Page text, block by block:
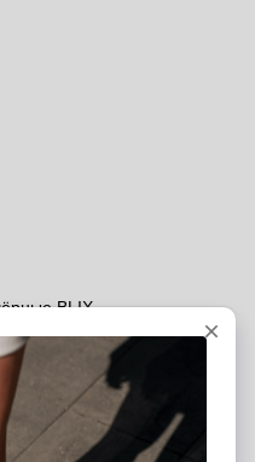
BLIX
400 грн